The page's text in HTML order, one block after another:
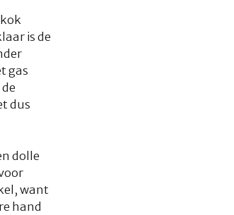
is de
gas
dus
dolle
want
hand